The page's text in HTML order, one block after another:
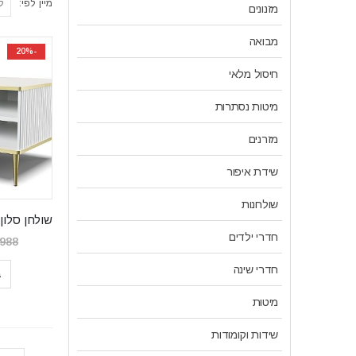
מיין לפי:
-20%
מזנונים
מבואה
חיסול מלאי
מיטות נסתרות
מזרנים
שידת איפור
שולחנות
חדרי ילדים
חדרי שינה
מיטות
שידות וקומודות